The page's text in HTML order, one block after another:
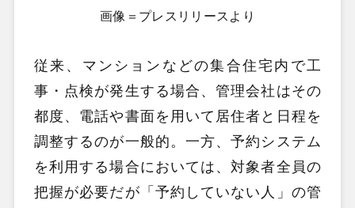
画像＝プレスリリースより
従来、マンションなどの集合住宅内で工
事・点検が発生する場合、管理会社はその
都度、電話や書面を用いて居住者と日程を
調整するのが一般的。一方、予約システム
を利用する場合においては、対象者全員の
把握が必要だが「予約していない人」の管